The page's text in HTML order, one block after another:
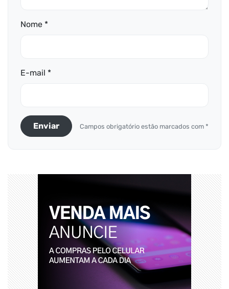
Nome *
E-mail *
Enviar Campos obrigatório estão marcados com *